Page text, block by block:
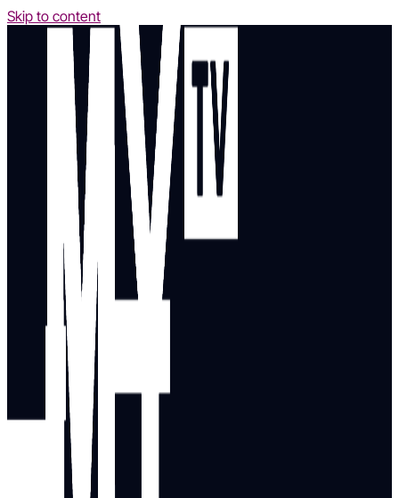
Skip to content